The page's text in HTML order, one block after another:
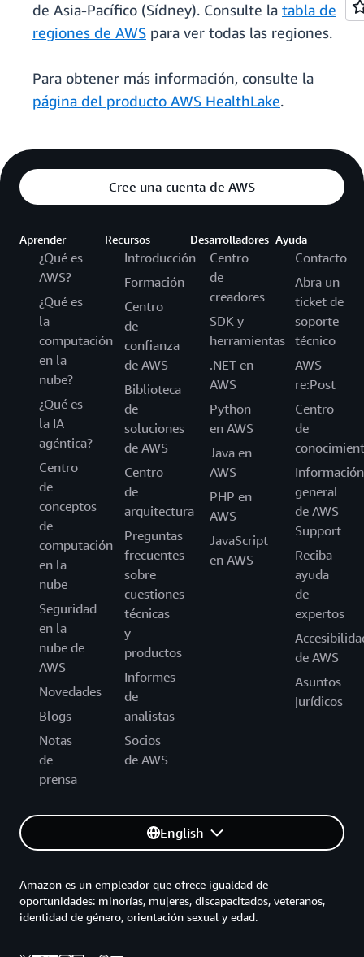
de Asia-Pacífico (Sídney). Consulte la tabla de
regiones de AWS para ver todas las regiones.
Para obtener más información, consulte la
página del producto AWS HealthLake.
Cree una cuenta de AWS
Aprender
¿Qué es
AWS?
¿Qué es
la
computación
en la
nube?
¿Qué es
la IA
agéntica?
Centro
de
conceptos
de
computación
en la
nube
Seguridad
en la
nube de
AWS
Novedades
Blogs
Notas
de
prensa
Recursos
Introducción
Formación
Centro
de
confianza
de AWS
Biblioteca
de
soluciones
de AWS
Centro
de
arquitectura
Preguntas
frecuentes
sobre
cuestiones
técnicas
y
productos
Informes
de
analistas
Socios
de AWS
Desarrolladores
Centro
de
creadores
SDK y
herramientas
.NET en
AWS
Python
en AWS
Java en
AWS
PHP en
AWS
JavaScript
en AWS
Ayuda
Contacto
Abra un
ticket de
soporte
técnico
AWS
re:Post
Centro
de
Información
general
de AWS
Support
Reciba
ayuda
de
expertos
de AWS
Asuntos
jurídicos
English
Amazon es un empleador que ofrece igualdad de
oportunidades: minorías, mujeres, discapacitados, veteranos,
identidad de género, orientación sexual y edad.